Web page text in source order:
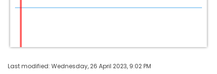
Last modified: Wednesday, 26 April 2023, 9:02 PM